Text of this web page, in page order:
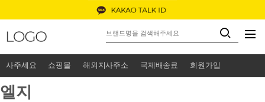
사주세요 쇼핑몰 해외지사주소 국제배송료 회원가입
엘지